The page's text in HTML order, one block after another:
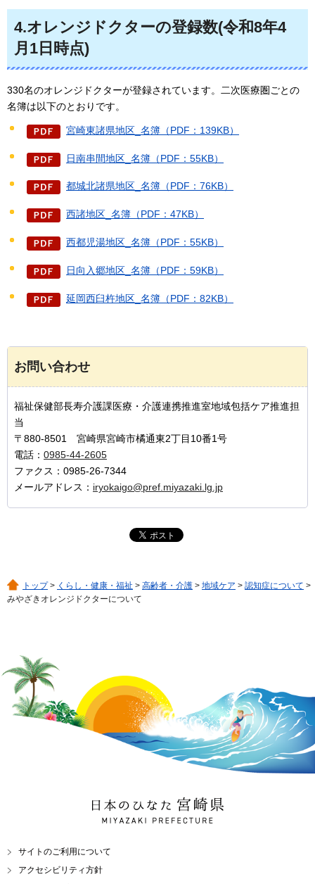
4.オレンジドクターの登録数(令和8年4
月1日時点)
330名のオレンジドクターが登録されています。二次医療圏ごとの
名簿は以下のとおりです。
宮崎東諸県地区_名簿（PDF：139KB）
日南串間地区_名簿（PDF：55KB）
都城北諸県地区_名簿（PDF：76KB）
西諸地区_名簿（PDF：47KB）
西都児湯地区_名簿（PDF：55KB）
日向入郷地区_名簿（PDF：59KB）
延岡西臼杵地区_名簿（PDF：82KB）
お問い合わせ
福祉保健部長寿介護課医療・介護連携推進室地域包括ケア推進担
当
〒880-8501 宮崎県宮崎市橘通東2丁目10番1号
電話： 0985-44-2605
ファクス：0985-26-7344
メールアドレス： iryokaigo@pref.miyazaki.lg.jp
トップ> くらし・健康・福祉 > 高齢者・介護 > 地域ケア > 認知症について >
みやざきオレンジドクターについて
日本のひなた 宮崎県
MIYAZAKI PREFECTURE
サイトのご利用について
アクセシビリティ方針